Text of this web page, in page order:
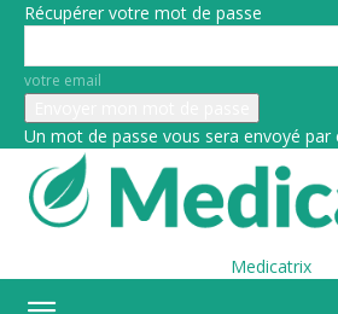
Récupérer votre mot de passe
votre email
Un mot de passe vous sera envoyé par
Medicatrix